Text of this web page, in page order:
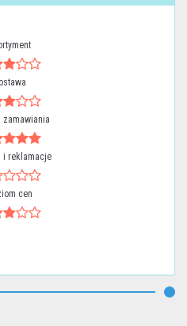
zamawiania
i reklamacje
cen